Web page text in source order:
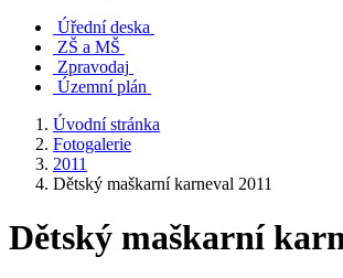
Úřední deska
ZŠ a MŠ
Zpravodaj
Územní plán
Úvodní stránka
Fotogalerie
2011
Dětský maškarní karneval 2011
Dětský maškarní